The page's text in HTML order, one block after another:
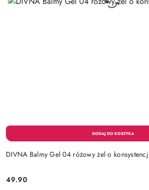
DIVNA Balmy Gel 04 różowy żel o
Cena:
49.90